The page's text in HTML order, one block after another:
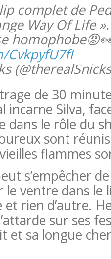
complet de
Way Of Life
CvkpyfU7fI
de 30
incarne Silva,
le rôle du
sont
flammes
s’empêcher
le ventre dans le
et rien d’autre.
sur ses
et sa longue